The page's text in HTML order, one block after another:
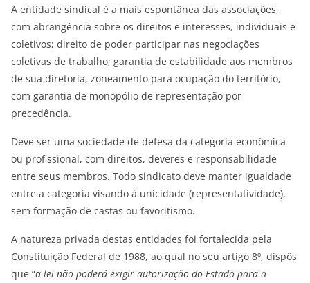
A entidade sindical é a mais espontânea das associações,
com abrangência sobre os direitos e interesses, individuais e
coletivos; direito de poder participar nas negociações
coletivas de trabalho; garantia de estabilidade aos membros
de sua diretoria, zoneamento para ocupação do território,
com garantia de monopólio de representação por
precedência.
Deve ser uma sociedade de defesa da categoria econômica
ou profissional, com direitos, deveres e responsabilidade
entre seus membros. Todo sindicato deve manter igualdade
entre a categoria visando à unicidade (representatividade),
sem formação de castas ou favoritismo.
A natureza privada destas entidades foi fortalecida pela
Constituição Federal de 1988, ao qual no seu artigo 8º, dispôs
que “a lei não poderá exigir autorização do Estado para a